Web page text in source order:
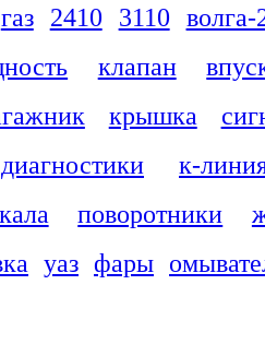
газ 2410 3110 волга-
клапан
крышка
к-
поворотники
уаз фары